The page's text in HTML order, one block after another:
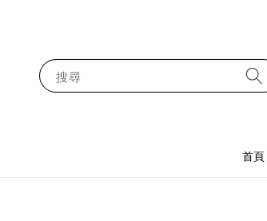
搜尋
首頁